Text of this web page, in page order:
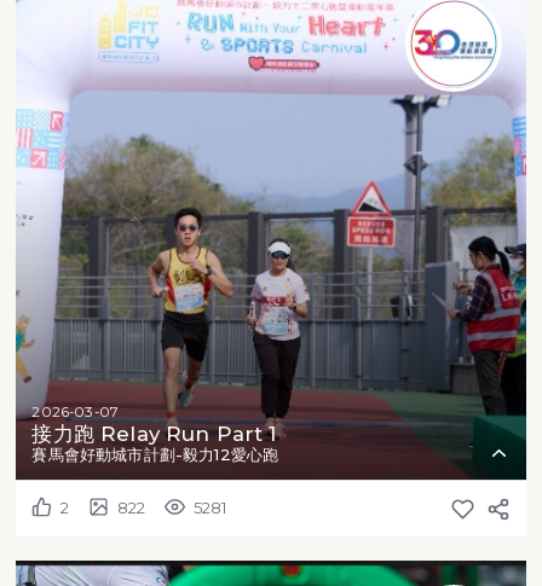
2026-03-07
接力跑 Relay Run Part 1
賽馬會好動城市計劃-毅力12愛心跑
2 822 5281